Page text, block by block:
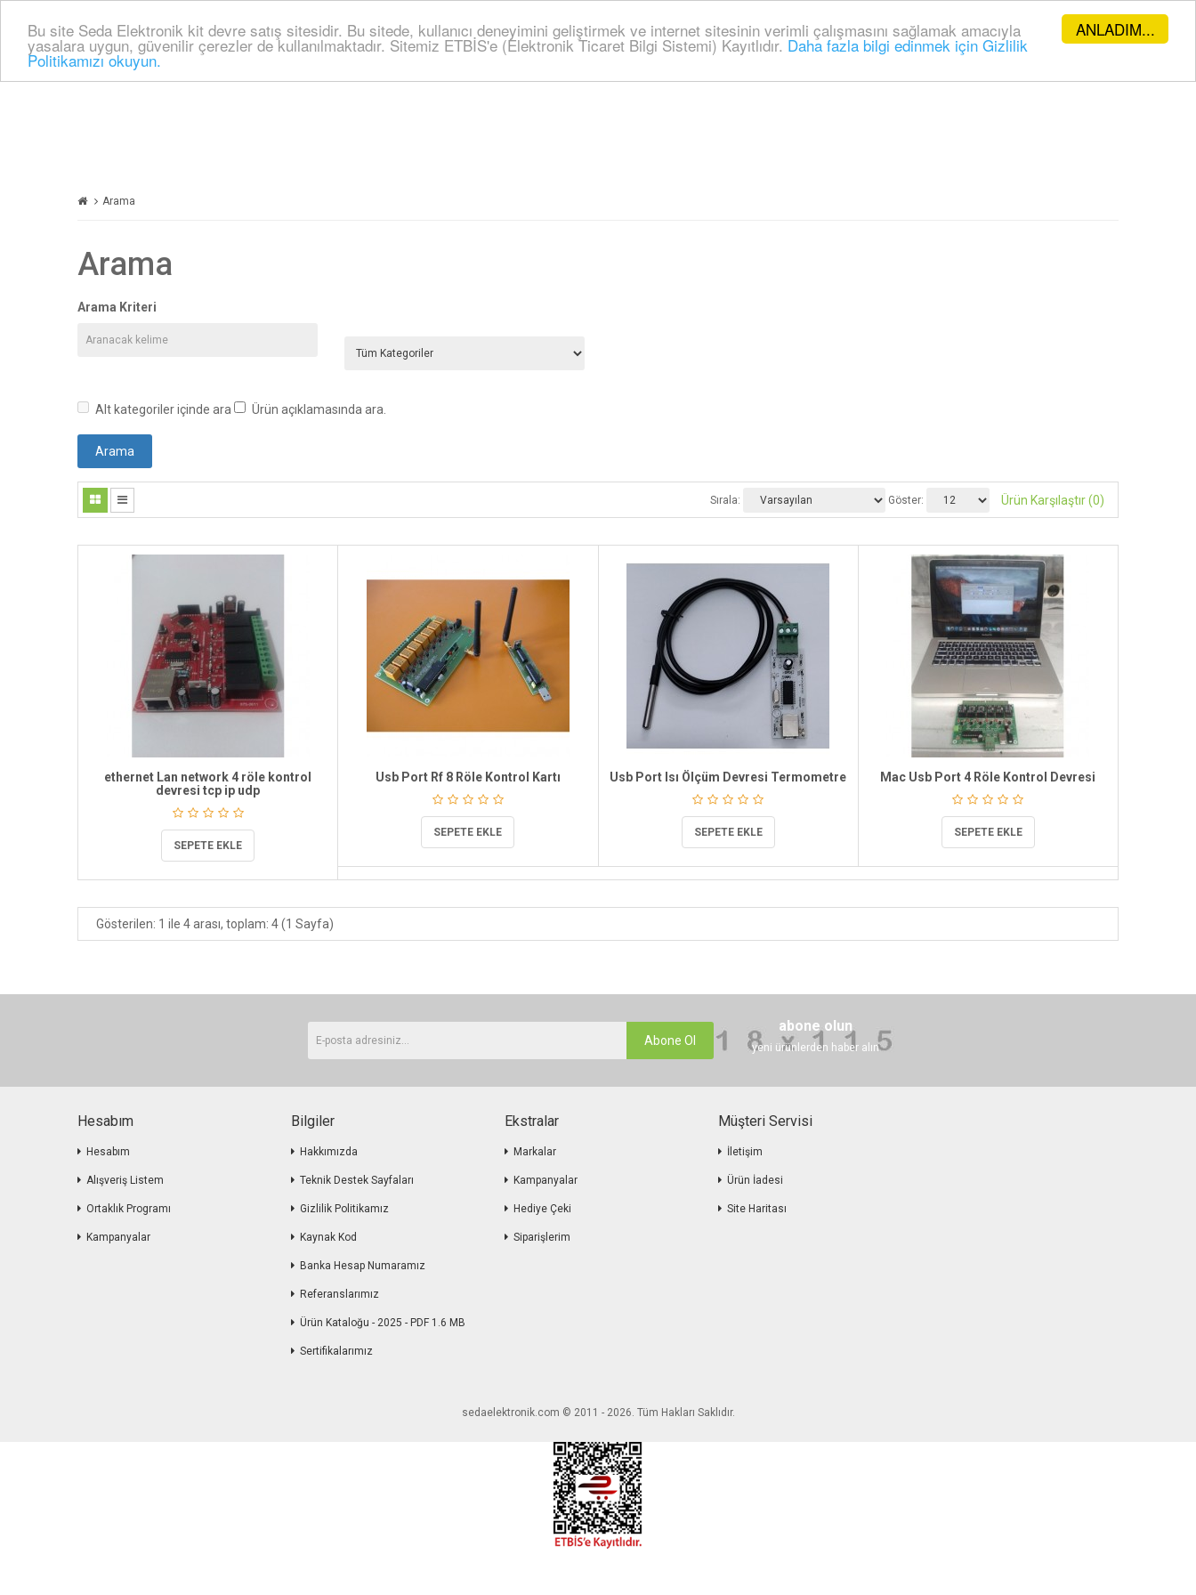
ANLADIM...
Bu site Seda Elektronik kit devre satış sitesidir. Bu sitede, kullanıcı deneyimini geliştirmek ve internet sitesinin verimli çalışmasını sağlamak amacıyla
yasalara uygun, güvenilir çerezler de kullanılmaktadır. Sitemiz ETBİS'e (Elektronik Ticaret Bilgi Sistemi) Kayıtlıdır. Daha fazla bilgi edinmek için Gizlilik
Politikamızı okuyun.
Arama
Arama
Arama Kriteri
Alt kategoriler içinde ara Ürün açıklamasında ara.
Sırala: Göster: Ürün Karşılaştır (0)
ethernet Lan network 4 röle kontrol
devresi tcp ip udp
SEPETE EKLE
Usb Port Rf 8 Röle Kontrol Kartı
SEPETE EKLE
Usb Port Isı Ölçüm Devresi Termometre
SEPETE EKLE
Mac Usb Port 4 Röle Kontrol Devresi
SEPETE EKLE
Gösterilen: 1 ile 4 arası, toplam: 4 (1 Sayfa)
Abone Ol
abone olun
yeni ürünlerden haber alın
Hesabım
Hesabım
Alışveriş Listem
Ortaklık Programı
Kampanyalar
Bilgiler
Hakkımızda
Teknik Destek Sayfaları
Gizlilik Politikamız
Kaynak Kod
Banka Hesap Numaramız
Referanslarımız
Ürün Kataloğu - 2025 - PDF 1.6 MB
Sertifikalarımız
Ekstralar
Markalar
Kampanyalar
Hediye Çeki
Siparişlerim
Müşteri Servisi
İletişim
Ürün İadesi
Site Haritası
sedaelektronik.com © 2011 - 2026. Tüm Hakları Saklıdır.